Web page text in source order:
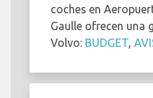
coches en
Gaulle ofrecen una
Volvo: BUDGET,